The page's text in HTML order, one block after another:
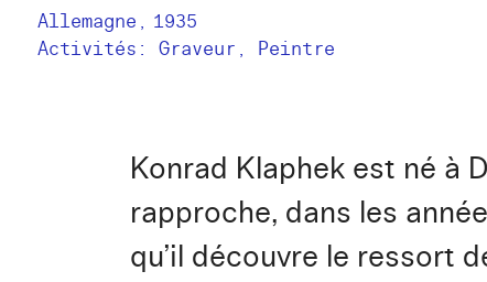
Allemagne , 1935
Activités: Graveur Peintre
Konrad Klaphek est né à
rapproche, dans les
qu’il découvre le ressort